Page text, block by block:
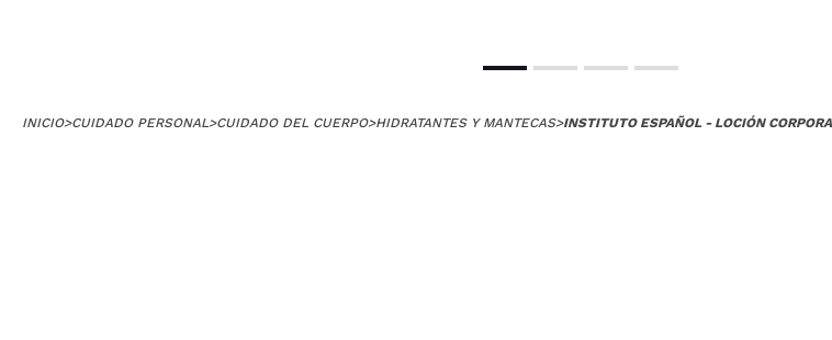
INICIO>CUIDADO PERSONAL>CUIDADO DEL CUERPO>HIDRATANTES Y MANTECAS>INSTITUTO ESPAÑOL - LOCIÓN